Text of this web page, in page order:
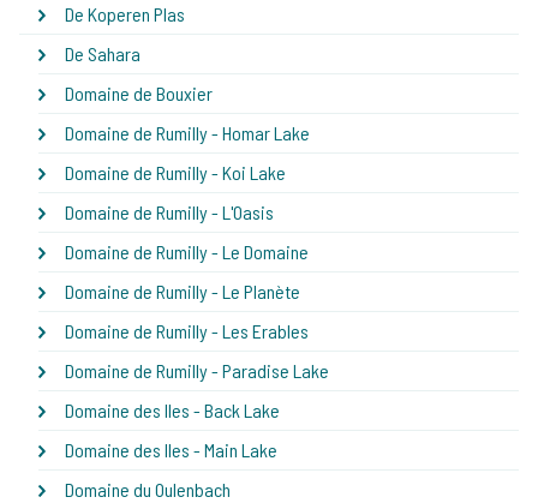
De Koperen Plas
De Sahara
Domaine de Bouxier
Domaine de Rumilly - Homar Lake
Domaine de Rumilly - Koi Lake
Domaine de Rumilly - L'Oasis
Domaine de Rumilly - Le Domaine
Domaine de Rumilly - Le Planète
Domaine de Rumilly - Les Erables
Domaine de Rumilly - Paradise Lake
Domaine des Iles - Back Lake
Domaine des Iles - Main Lake
Domaine du Oulenbach